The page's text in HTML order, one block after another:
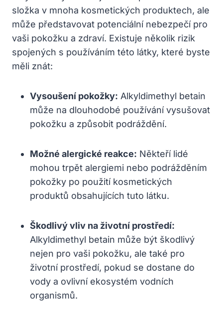
složka v mnoha kosmetických produktech, ale
může představovat potenciální nebezpečí pro
vaši pokožku a zdraví. Existuje několik rizik
spojených s používáním této látky, které byste
měli znát:
Vysoušení pokožky: Alkyldimethyl betain
může na dlouhodobé používání vysušovat
pokožku a způsobit podráždění.
Možné alergické reakce: Někteří lidé
mohou trpět alergiemi nebo podrážděním
pokožky po použití kosmetických
produktů obsahujících tuto látku.
Škodlivý vliv na životní prostředí:
Alkyldimethyl betain může být škodlivý
nejen pro vaši pokožku, ale také pro
životní prostředí, pokud se dostane do
vody a ovlivní ekosystém vodních
organismů.